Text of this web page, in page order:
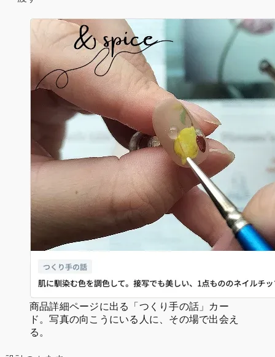
商品詳細ページに出る「つくり手の話」カー
ド。写真の向こうにいる人に、その場で出会え
る。